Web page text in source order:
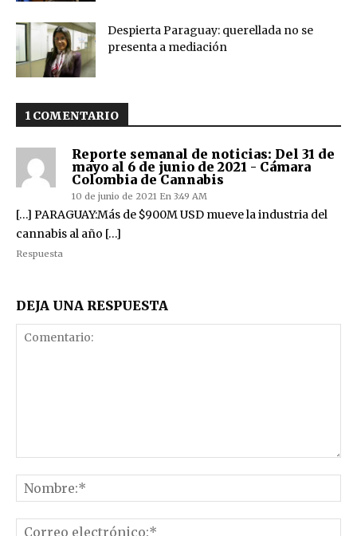
Despierta Paraguay: querellada no se
presenta a mediación
1 COMENTARIO
Reporte semanal de noticias: Del 31 de
mayo al 6 de junio de 2021 - Cámara
Colombia de Cannabis
10 de junio de 2021 En 3:49 AM
[…] PARAGUAY:Más de $900M USD mueve la industria del
cannabis al año […]
Respuesta
DEJA UNA RESPUESTA